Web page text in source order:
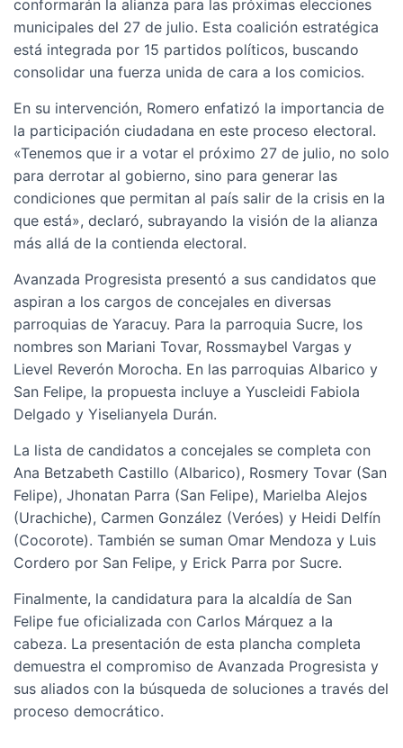
conformarán la alianza para las próximas elecciones
municipales del 27 de julio. Esta coalición estratégica
está integrada por 15 partidos políticos, buscando
consolidar una fuerza unida de cara a los comicios.
En su intervención, Romero enfatizó la importancia de
la participación ciudadana en este proceso electoral.
«Tenemos que ir a votar el próximo 27 de julio, no solo
para derrotar al gobierno, sino para generar las
condiciones que permitan al país salir de la crisis en la
que está», declaró, subrayando la visión de la alianza
más allá de la contienda electoral.
Avanzada Progresista presentó a sus candidatos que
aspiran a los cargos de concejales en diversas
parroquias de Yaracuy. Para la parroquia Sucre, los
nombres son Mariani Tovar, Rossmaybel Vargas y
Lievel Reverón Morocha. En las parroquias Albarico y
San Felipe, la propuesta incluye a Yuscleidi Fabiola
Delgado y Yiselianyela Durán.
La lista de candidatos a concejales se completa con
Ana Betzabeth Castillo (Albarico), Rosmery Tovar (San
Felipe), Jhonatan Parra (San Felipe), Marielba Alejos
(Urachiche), Carmen González (Veróes) y Heidi Delfín
(Cocorote). También se suman Omar Mendoza y Luis
Cordero por San Felipe, y Erick Parra por Sucre.
Finalmente, la candidatura para la alcaldía de San
Felipe fue oficializada con Carlos Márquez a la
cabeza. La presentación de esta plancha completa
demuestra el compromiso de Avanzada Progresista y
sus aliados con la búsqueda de soluciones a través del
proceso democrático.